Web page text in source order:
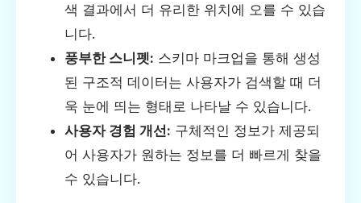
색 결과에서 더 유리한 위치에 오를 수 있습
니다.
풍부한 스니펫: 스키마 마크업을 통해 생성
된 구조적 데이터는 사용자가 검색할 때 더
욱 눈에 띄는 형태로 나타날 수 있습니다.
사용자 경험 개선: 구체적인 정보가 제공되
어 사용자가 원하는 정보를 더 빠르게 찾을
수 있습니다.